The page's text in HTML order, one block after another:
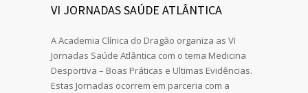
VI JORNADAS SAÚDE ATLÂNTICA
A Academia Clínica do Dragão organiza as VI
Jornadas Saúde Atlântica com o tema Medicina
Desportiva – Boas Práticas e Ultimas Evidências.
Estas Jornadas ocorrem em parceria com a